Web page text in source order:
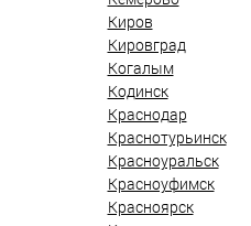
Киров
Кировград
Когалым
Кодинск
Краснодар
Краснотурьинск
Красноуральск
Красноуфимск
Красноярск